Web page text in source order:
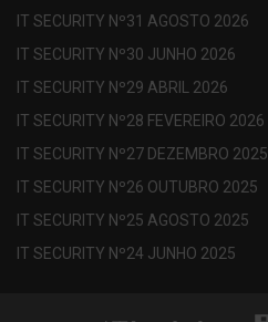
IT SECURITY Nº31 AGOSTO 2026
IT SECURITY Nº30 JUNHO 2026
IT SECURITY Nº29 ABRIL 2026
IT SECURITY Nº28 FEVEREIRO 2026
IT SECURITY Nº27 DEZEMBRO 2025
IT SECURITY Nº26 OUTUBRO 2025
IT SECURITY Nº25 AGOSTO 2025
IT SECURITY Nº24 JUNHO 2025